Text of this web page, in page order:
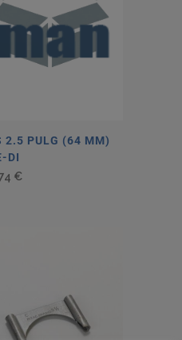
2.5 PULG (64 MM)
DI
€